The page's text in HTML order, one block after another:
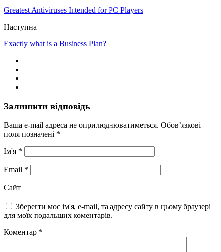
Greatest Antiviruses Intended for PC Players
Наступна
Exactly what is a Business Plan?
Залишити відповідь
Ваша e-mail адреса не оприлюднюватиметься. Обов’язкові
поля позначені *
Ім'я *
Email *
Сайт
Зберегти моє ім'я, e-mail, та адресу сайту в цьому браузері
для моїх подальших коментарів.
Коментар *